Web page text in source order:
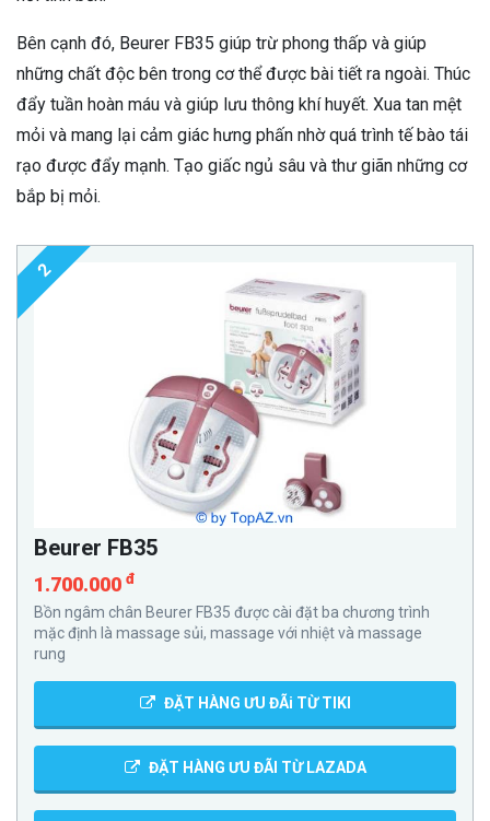
Bên cạnh đó, Beurer FB35 giúp trừ phong thấp và giúp
những chất độc bên trong cơ thể được bài tiết ra ngoài. Thúc
đẩy tuần hoàn máu và giúp lưu thông khí huyết. Xua tan mệt
mỏi và mang lại cảm giác hưng phấn nhờ quá trình tế bào tái
rạo được đẩy mạnh. Tạo giấc ngủ sâu và thư giãn những cơ
bắp bị mỏi.
2
Beurer FB35
1.700.000 đ
Bồn ngâm chân Beurer FB35 được cài đặt ba chương trình
mặc định là massage sủi, massage với nhiệt và massage
rung
ĐẶT HÀNG ƯU ĐÃi TỪ TIKI
ĐẶT HÀNG ƯU ĐÃI TỪ LAZADA